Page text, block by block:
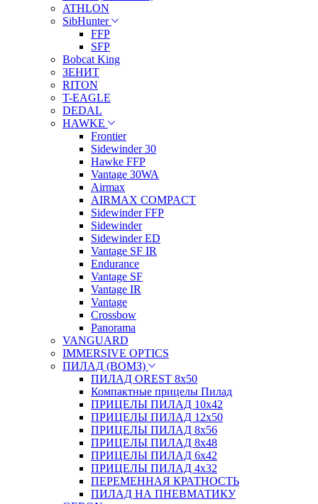
ATHLON
SibHunter
FFP
SFP
Bobcat King
ЗЕНИТ
RITON
T-EAGLE
DEDAL
HAWKE
Frontier
Sidewinder 30
Hawke FFP
Vantage 30WA
Airmax
AIRMAX COMPACT
Sidewinder FFP
Sidewinder
Sidewinder ED
Vantage SF IR
Endurance
Vantage SF
Vantage IR
Vantage
Crossbow
Panorama
VANGUARD
IMMERSIVE OPTICS
ПИЛАД (ВОМЗ)
ПИЛАД OREST 8х50
Компактные прицелы Пилад
ПРИЦЕЛЫ ПИЛАД 10х42
ПРИЦЕЛЫ ПИЛАД 12х50
ПРИЦЕЛЫ ПИЛАД 8х56
ПРИЦЕЛЫ ПИЛАД 8х48
ПРИЦЕЛЫ ПИЛАД 6х42
ПРИЦЕЛЫ ПИЛАД 4х32
ПЕРЕМЕННАЯ КРАТНОСТЬ
ПИЛАД НА ПНЕВМАТИКУ